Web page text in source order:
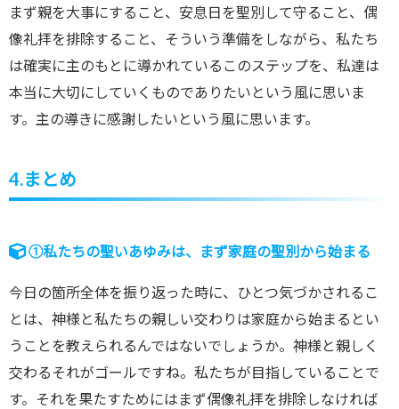
まず親を大事にすること、安息日を聖別して守ること、偶
像礼拝を排除すること、そういう準備をしながら、私たち
は確実に主のもとに導かれているこのステップを、私達は
本当に大切にしていくものでありたいという風に思いま
す。主の導きに感謝したいという風に思います。
4.まとめ
①私たちの聖いあゆみは、まず家庭の聖別から始まる
今日の箇所全体を振り返った時に、ひとつ気づかされるこ
とは、神様と私たちの親しい交わりは家庭から始まるとい
うことを教えられるんではないでしょうか。神様と親しく
交わるそれがゴールですね。私たちが目指していることで
す。それを果たすためにはまず偶像礼拝を排除しなければ